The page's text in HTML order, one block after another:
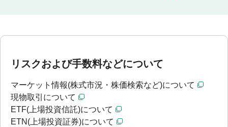
リスクおよび手数料などについて
マーケット情報(株式市況・株価検索など)について
現物取引について
ETF(上場投資信託)について
ETN(上場投資証券)について